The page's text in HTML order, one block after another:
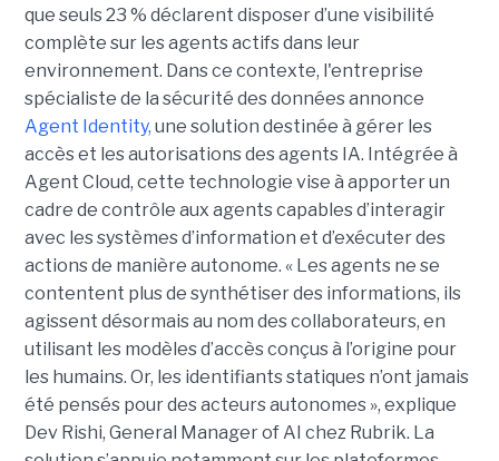
que seuls 23 % déclarent disposer d’une visibilité
complète sur les agents actifs dans leur
environnement. Dans ce contexte, l'entreprise
spécialiste de la sécurité des données annonce
Agent Identity, une solution destinée à gérer les
accès et les autorisations des agents IA. Intégrée à
Agent Cloud, cette technologie vise à apporter un
cadre de contrôle aux agents capables d’interagir
avec les systèmes d’information et d’exécuter des
actions de manière autonome. « Les agents ne se
contentent plus de synthétiser des informations, ils
agissent désormais au nom des collaborateurs, en
utilisant les modèles d’accès conçus à l’origine pour
les humains. Or, les identifiants statiques n’ont jamais
été pensés pour des acteurs autonomes », explique
Dev Rishi, General Manager of AI chez Rubrik. La